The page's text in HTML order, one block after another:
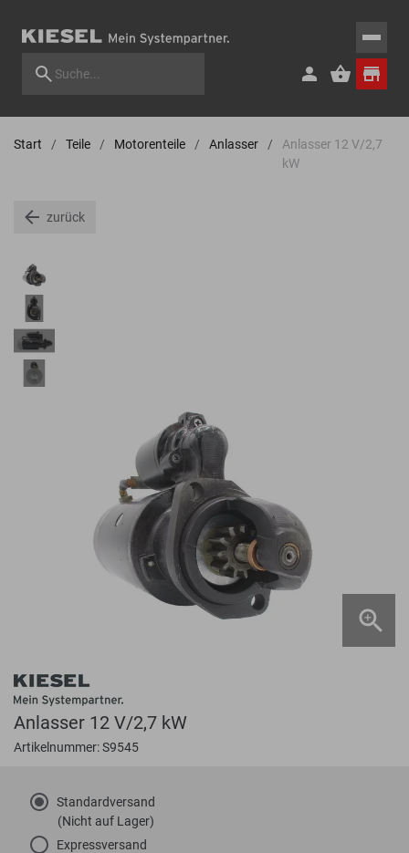
Start Teile Motorenteile Anlasser
Anlasser 12 V/2,7
kW
zurück
Anlasser 12 V/2,7 kW
Artikelnummer: S9545
Standardversand
(Nicht auf Lager)
Expressversand